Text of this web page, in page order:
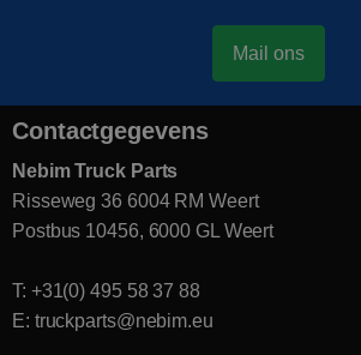
Mail ons
Contactgegevens
Nebim Truck Parts
Risseweg 36 6004 RM Weert
Postbus 10456, 6000 GL Weert
T: +31(0) 495 58 37 88
E: truckparts@nebim.eu